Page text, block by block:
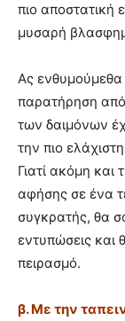
πιο αποστατική
μυσαρή
Ας ενθυμούμεθα
παρατήρηση
των δαιμόνων
την πιο
Γιατί ακόμη και
αφήσης σε ένα
συγκρατής, θα
εντυπώσεις και
πειρασμό.
β. Με την